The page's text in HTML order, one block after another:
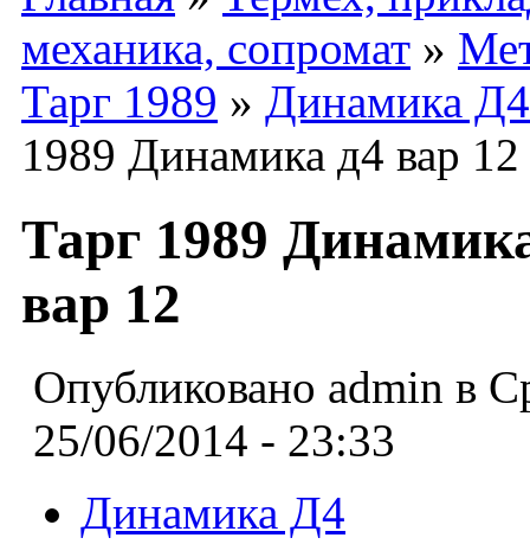
механика, сопромат »
Тарг 1989 » Динамика Д4
1989 Динамика д4 вар 12
Тарг 1989
вар 12
Опубликовано admin в
25/06/2014 - 23:33
Динамика Д4